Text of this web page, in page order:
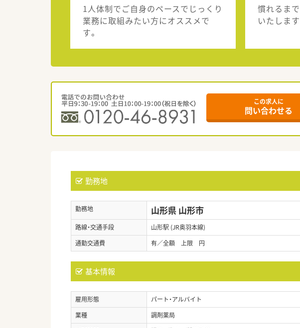
1人体制でご自身のペースでじっくり
業務に取組みたい方にオススメで
す。
慣れるま
いたします
この求人に
問い合わせる
勤務地
勤務地 山形県 山形市
路線・交通手段
山形駅 (JR奥羽本線)
通勤交通費
有／全額 上限 円
基本情報
雇用形態
パート・アルバイト
業種
調剤薬局